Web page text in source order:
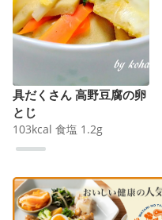
具だくさん 高野豆腐の卵
とじ
103kcal 食塩 1.2g